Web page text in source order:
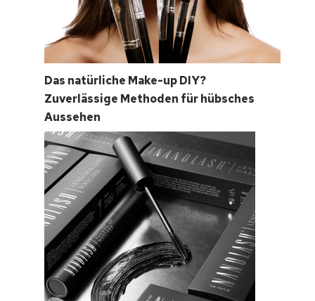
Das natürliche Make-up DIY?
Zuverlässige Methoden für hübsches
Aussehen